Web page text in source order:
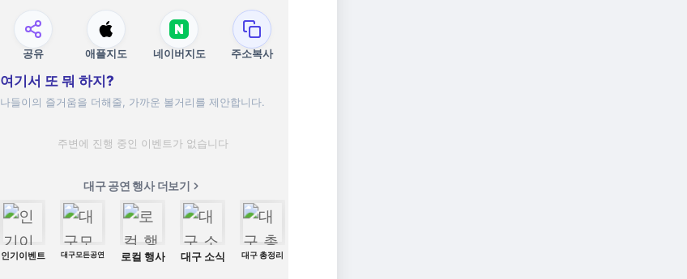
공유 애플지도 네이버지도 주소복사
여기서 또 뭐 하지?
나들이의 즐거움을 더해줄, 가까운 볼거리를 제안합니다.
주변에 진행 중인 이벤트가 없습니다
대구 공연 행사 더보기
인기이벤트 대구모든공연 로컬 행사 대구 소식 대구 총정리